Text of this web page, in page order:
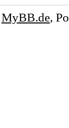
MyBB.de,